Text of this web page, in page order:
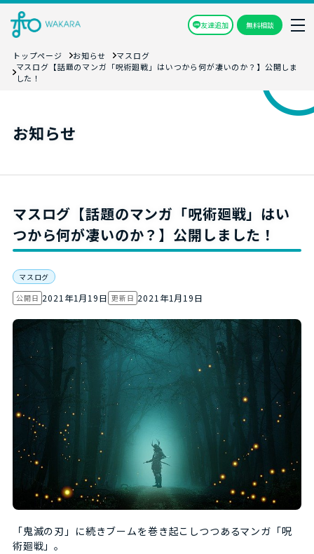
友達追加 無料相談
トップページ お知らせ
マスログ
マスログ【話題のマンガ「呪術廻戦」はいつから何が凄いのか？】公開しま
した！
お知らせ
マスログ【話題のマンガ「呪術廻戦」はい
つから何が凄いのか？】公開しました！
マスログ
公開日 2021年1月19日 更新日 2021年1月19日
「鬼滅の刃」に続きブームを巻き起こしつつあるマンガ「呪
術廻戦」。